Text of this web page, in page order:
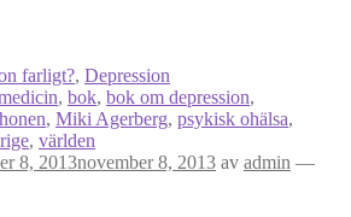
farligt?, Depression
, bok, bok om depression,
, Miki Agerberg, psykisk ohälsa,
, världen
8, 2013november 8, 2013 av admin —